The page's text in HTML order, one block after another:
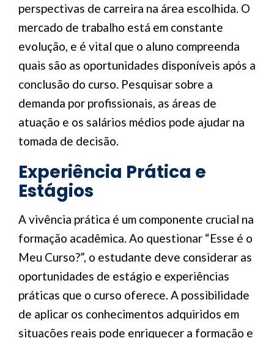
perspectivas de carreira na área escolhida. O
mercado de trabalho está em constante
evolução, e é vital que o aluno compreenda
quais são as oportunidades disponíveis após a
conclusão do curso. Pesquisar sobre a
demanda por profissionais, as áreas de
atuação e os salários médios pode ajudar na
tomada de decisão.
Experiência Prática e
Estágios
A vivência prática é um componente crucial na
formação acadêmica. Ao questionar “Esse é o
Meu Curso?”, o estudante deve considerar as
oportunidades de estágio e experiências
práticas que o curso oferece. A possibilidade
de aplicar os conhecimentos adquiridos em
situações reais pode enriquecer a formação e